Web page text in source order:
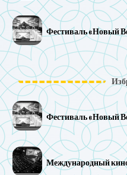
Фестиваль «Новый
Фестиваль «Новый
Международный